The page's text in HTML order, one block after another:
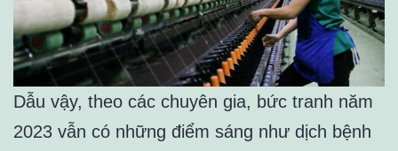
Dẫu vậy, theo các chuyên gia, bức tranh năm
2023 vẫn có những điểm sáng như dịch bệnh